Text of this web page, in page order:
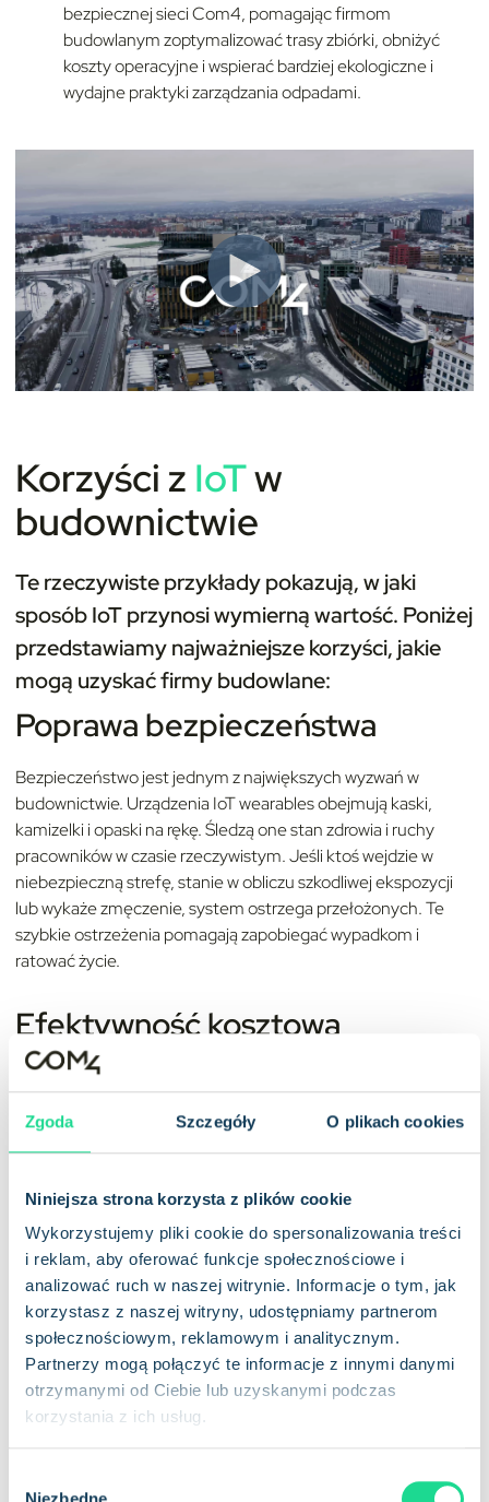
Zgoda Szczegóły O plikach cookies
Niniejsza strona korzysta z plików cookie
Wykorzystujemy pliki cookie do spersonalizowania treści
i reklam, aby oferować funkcje społecznościowe i
analizować ruch w naszej witrynie. Informacje o tym, jak
korzystasz z naszej witryny, udostępniamy partnerom
społecznościowym, reklamowym i analitycznym.
Partnerzy mogą połączyć te informacje z innymi danymi
otrzymanymi od Ciebie lub uzyskanymi podczas
korzystania z ich usług.
Niezbędne
bezpiecznej sieci Com4, pomagając firmom
budowlanym zoptymalizować trasy zbiórki, obniżyć
koszty operacyjne i wspierać bardziej ekologiczne i
wydajne praktyki zarządzania odpadami.
Korzyści z IoTw
budownictwie
Te rzeczywiste przykłady pokazują, w jaki
sposób IoT przynosi wymierną wartość. Poniżej
przedstawiamy najważniejsze korzyści, jakie
mogą uzyskać firmy budowlane:
Poprawa bezpieczeństwa
Bezpieczeństwo jest jednym z największych wyzwań w
budownictwie. Urządzenia IoT wearables obejmują kaski,
kamizelki i opaski na rękę. Śledzą one stan zdrowia i ruchy
pracowników w czasie rzeczywistym. Jeśli ktoś wejdzie w
niebezpieczną strefę, stanie w obliczu szkodliwej ekspozycji
lub wykaże zmęczenie, system ostrzega przełożonych. Te
szybkie ostrzeżenia pomagają zapobiegać wypadkom i
ratować życie.
Efektywność kosztowa
Niespodziewane awarie i straty zwiększają koszty projektu.
i pomagają uniknąć kosztownych napraw. Inteligentne
systemy inwentaryzacji również zapobiegają nadmiernym
sprawiają, że projekty są bardziej opłacalne i przyjazne dla
zasobów.
Zwiększona produktywność
Dane w czasie rzeczywistym z urządzeń IoT przyspieszają
podejmowanie decyzji. Menedżerowie mogą natychmiast
wykrywać opóźnienia, przydzielać zasoby lub dostosowywać
harmonogramy. Dzięki temu zarówno maszyny, jak i
czas. Zdalne monitorowanie pozwala ponadto nadzorcom na